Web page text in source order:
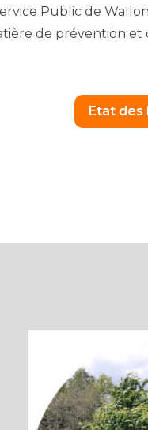
Public de
de prévention et
Etat des